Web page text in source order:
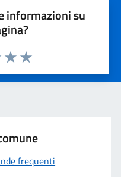
informazioni su
Valuta 5 stelle su 5
Valuta 4 stelle su 5
3 stelle su 5
stelle su 5
su 5
frequenti